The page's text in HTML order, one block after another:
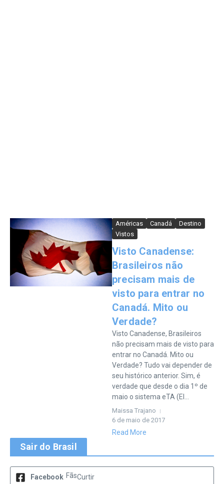
Américas Canadá
Destino
Vistos
Visto Canadense:
Brasileiros não
precisam mais de
visto para entrar no
Canadá. Mito ou
Verdade?
Visto Canadense, Brasileiros
não precisam mais de visto para
entrar no Canadá. Mito ou
Verdade? Tudo vai depender de
seu histórico anterior. Sim, é
verdade que desde o dia 1º de
maio o sistema eTA (El...
Maissa Trajano
6 de maio de 2017
Read More
Sair do Brasil
Facebook FãsCurtir